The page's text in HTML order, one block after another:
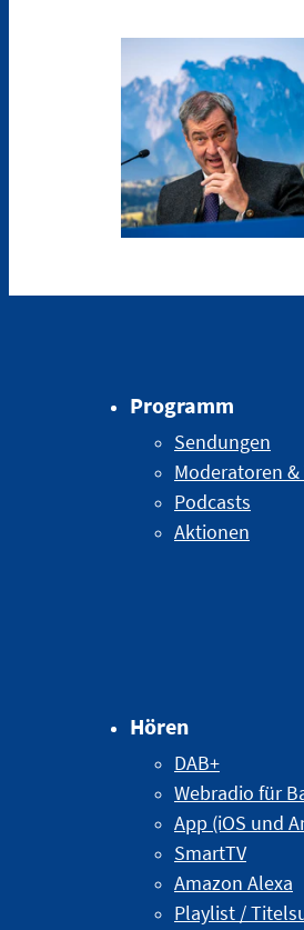
Programm
Sendungen
Moderatoren &
Podcasts
Aktionen
Hören
DAB+
Webradio für
App (iOS und
SmartTV
Amazon Alexa
Playlist /